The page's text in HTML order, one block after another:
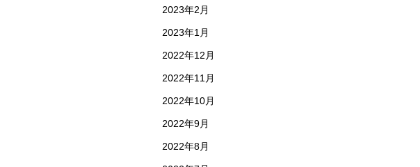
2023年2月
2023年1月
2022年12月
2022年11月
2022年10月
2022年9月
2022年8月